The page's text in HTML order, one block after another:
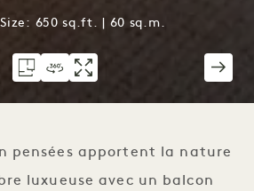
650 sq.ft. | 60 sq.m.
pensées apportent la nature
luxueuse avec un balcon